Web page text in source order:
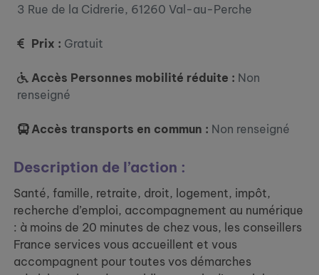
3 Rue de la Cidrerie, 61260 Val-au-Perche
Prix : Gratuit
Accès Personnes mobilité réduite : Non
renseigné
Accès transports en commun : Non renseigné
Description de l’action :
Santé, famille, retraite, droit, logement, impôt,
recherche d’emploi, accompagnement au numérique
: à moins de 20 minutes de chez vous, les conseillers
France services vous accueillent et vous
accompagnent pour toutes vos démarches